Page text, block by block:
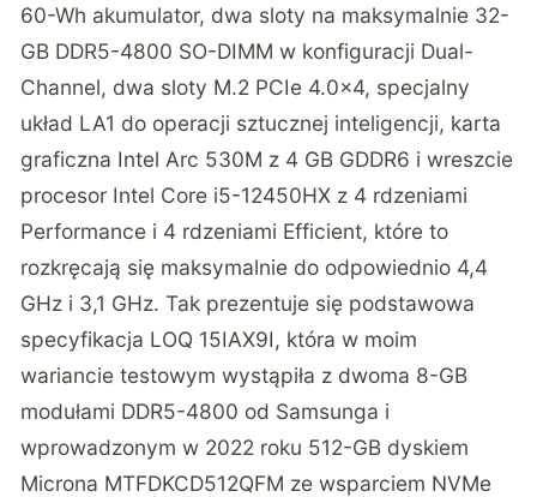
60-Wh akumulator, dwa sloty na maksymalnie 32-
GB DDR5-4800 SO-DIMM w konfiguracji Dual-
Channel, dwa sloty M.2 PCIe 4.0×4, specjalny
układ LA1 do operacji sztucznej inteligencji, karta
graficzna Intel Arc 530M z 4 GB GDDR6 i wreszcie
procesor Intel Core i5-12450HX z 4 rdzeniami
Performance i 4 rdzeniami Efficient, które to
rozkręcają się maksymalnie do odpowiednio 4,4
GHz i 3,1 GHz. Tak prezentuje się podstawowa
specyfikacja LOQ 15IAX9I, która w moim
wariancie testowym wystąpiła z dwoma 8-GB
modułami DDR5-4800 od Samsunga i
wprowadzonym w 2022 roku 512-GB dyskiem
Microna MTFDKCD512QFM ze wsparciem NVMe